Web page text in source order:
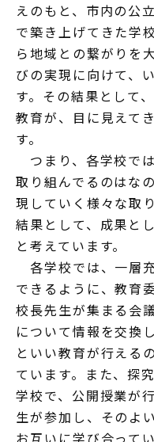
えのもと、市内の公
で築き上げてきた学
ら地域との繋がりを
びの実現に向けて、
す。その結果として
教育が、目に見えて
す。
つまり、各学校で
取り組んでるのはな
現していく様々な取
結果として、成果と
と考えています。
各学校では、一層
できるように、教育
校長先生が集まる会
について情報を交換
といい教育が行える
ています。また、探
学校で、公開授業が
生が参加し、そのよ
お互いに学び合ってい